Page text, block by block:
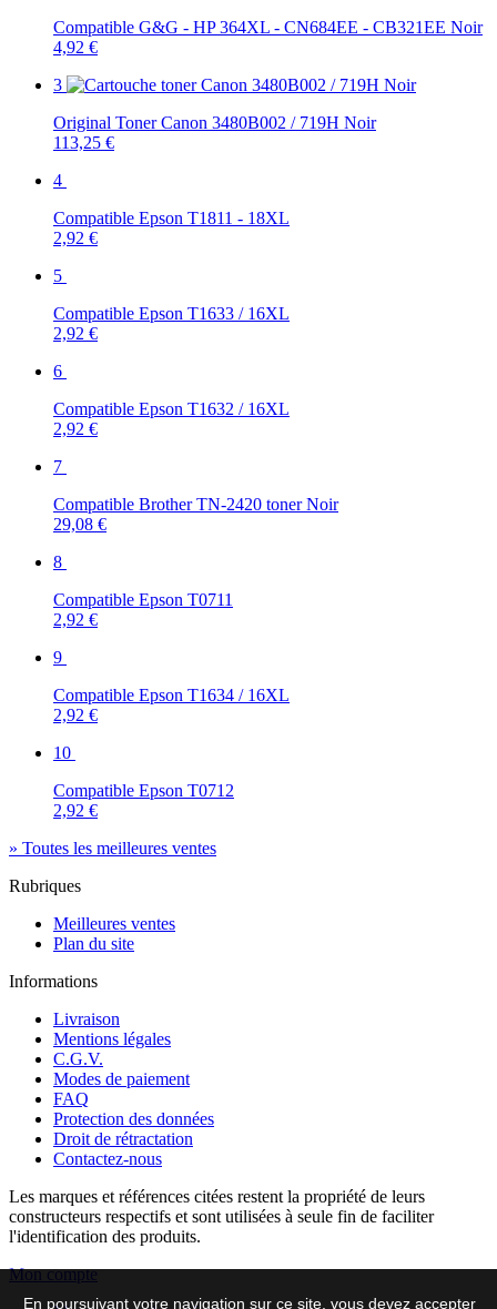
Compatible G&G - HP 364XL - CN684EE - CB321EE Noir
4,92 €
3
Original Toner Canon 3480B002 / 719H Noir
113,25 €
4
Compatible Epson T1811 - 18XL
2,92 €
5
Compatible Epson T1633 / 16XL
2,92 €
6
Compatible Epson T1632 / 16XL
2,92 €
7
Compatible Brother TN-2420 toner Noir
29,08 €
8
Compatible Epson T0711
2,92 €
9
Compatible Epson T1634 / 16XL
2,92 €
10
Compatible Epson T0712
2,92 €
» Toutes les meilleures ventes
Rubriques
Meilleures ventes
Plan du site
Informations
Livraison
Mentions légales
C.G.V.
Modes de paiement
FAQ
Protection des données
Droit de rétractation
Contactez-nous
Les marques et références citées restent la propriété de leurs
constructeurs respectifs et sont utilisées à seule fin de faciliter
l'identification des produits.
Mon compte
En poursuivant votre navigation sur ce site, vous devez accepter